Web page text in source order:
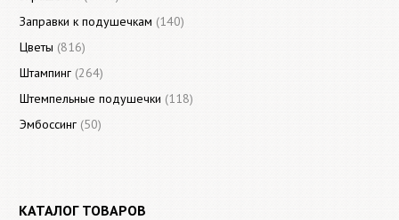
Заправки к подушечкам (140)
Цветы (816)
Штампинг (264)
Штемпельные подушечки (118)
Эмбоссинг (50)
КАТАЛОГ ТОВАРОВ